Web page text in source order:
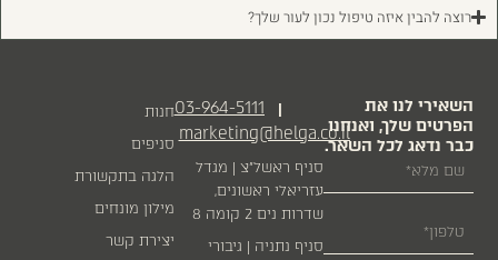
רוצה להבין איזה טיפול נכון לעור שלך?
03-964-5111 |
marketing@helga.co.il
סניף ראשל״צ | מגדל
עזריאלי ראשונים,
שדרות נים 2 קומה 8
סניף נתניה | גיבורי
חנות
סניפים
הלגה בתקשורת
מילון מונחים
יצירת קשר
השאירי לנו את
הפרטים שלך, ואנחנו
כבר נדאג לכל השאר.